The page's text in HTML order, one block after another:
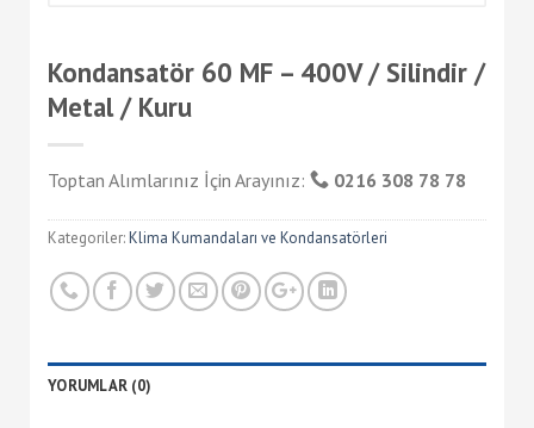
Kondansatör 60 MF – 400V / Silindir /
Metal / Kuru
Toptan Alımlarınız İçin Arayınız: 0216 308 78 78
Kategoriler:Klima Kumandaları ve Kondansatörleri
YORUMLAR (0)